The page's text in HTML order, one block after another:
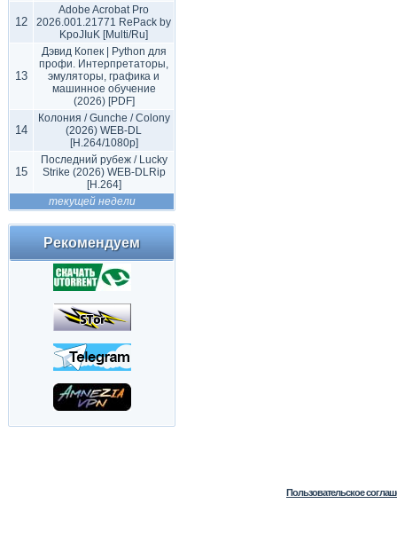
12
Adobe Acrobat Pro
2026.001.21771 RePack by
KpoJIuK [Multi/Ru]
13
Дэвид Копек | Python для
профи. Интерпретаторы,
эмуляторы, графика и
машинное обучение
(2026) [PDF]
14
Колония / Gunche / Colony
(2026) WEB-DL
[H.264/1080p]
15
Последний рубеж / Lucky
Strike (2026) WEB-DLRip
[H.264]
текущей недели
Рекомендуем
Пользовательское